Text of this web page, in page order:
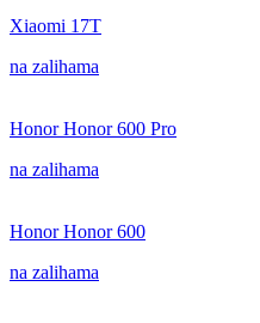
Xiaomi 17T
na zalihama
Honor Honor 600 Pro
na zalihama
Honor Honor 600
na zalihama